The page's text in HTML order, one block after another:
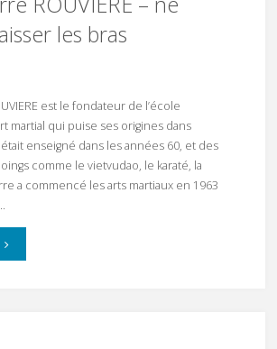
les bras
est le fondateur de l’école
martial qui puise ses origines dans
était enseigné dans les années 60, et des
comme le vietvudao, le karaté, la
a commencé les arts martiaux en 1963
"Jean-